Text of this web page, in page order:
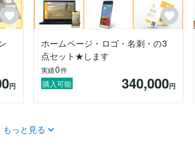
円
ホームページ・ロゴ・名刺・の3
点セット★します
実績0件
購入可能 340,000円
もっと見る